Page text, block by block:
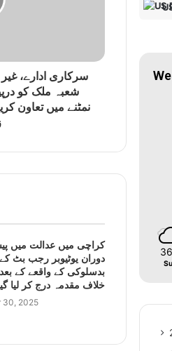
سرکاری ادارے،
شعبہ ملک کو
نمٹنے میں تعاون
کراچی میں عدالت میں
دوران یوٹیوبر رجب بٹ
بدسلوکی کے واقعے کے
خلاف مقدمہ درج کر لیا
30, 2025
36